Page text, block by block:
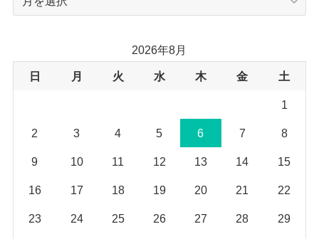
ブ
2026年8月
日 月 火 水 木 金 土
1
2 3 4 5 6 7 8
9 10 11 12 13 14 15
16 17 18 19 20 21 22
23 24 25 26 27 28 29